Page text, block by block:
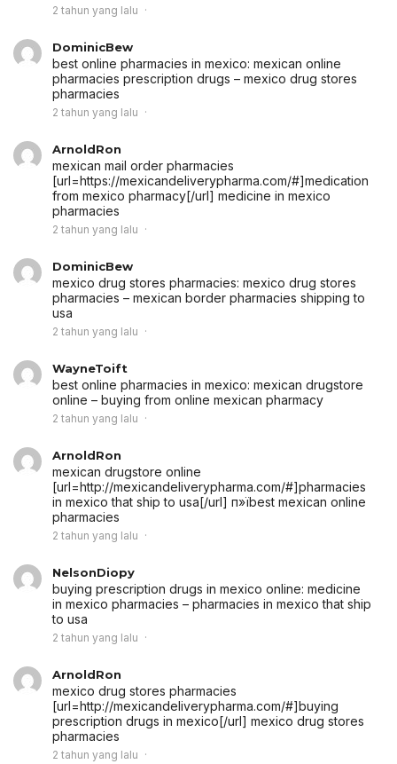
2 tahun yang lalu
DominicBew
best online pharmacies in mexico: mexican online
pharmacies prescription drugs – mexico drug stores
pharmacies
2 tahun yang lalu
ArnoldRon
mexican mail order pharmacies
[url=https://mexicandeliverypharma.com/#]medication
from mexico pharmacy[/url] medicine in mexico
pharmacies
2 tahun yang lalu
DominicBew
mexico drug stores pharmacies: mexico drug stores
pharmacies – mexican border pharmacies shipping to
usa
2 tahun yang lalu
WayneToift
best online pharmacies in mexico: mexican drugstore
online – buying from online mexican pharmacy
2 tahun yang lalu
ArnoldRon
mexican drugstore online
[url=http://mexicandeliverypharma.com/#]pharmacies
in mexico that ship to usa[/url] п»їbest mexican online
pharmacies
2 tahun yang lalu
NelsonDiopy
buying prescription drugs in mexico online: medicine
in mexico pharmacies – pharmacies in mexico that ship
to usa
2 tahun yang lalu
ArnoldRon
mexico drug stores pharmacies
[url=http://mexicandeliverypharma.com/#]buying
prescription drugs in mexico[/url] mexico drug stores
pharmacies
2 tahun yang lalu